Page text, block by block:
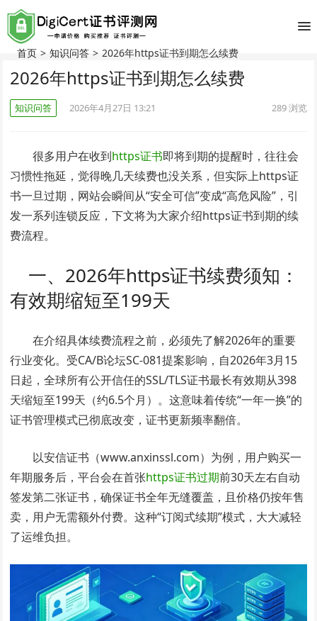
首页 > 知识问答 > 2026年https证书到期怎么续费
2026年https证书到期怎么续费
知识问答 2026年4月27日 13:21 289浏览
很多用户在收到https证书即将到期的提醒时，往往会
习惯性拖延，觉得晚几天续费也没关系，但实际上https证
书一旦过期，网站会瞬间从“安全可信”变成“高危风险”，引
发一系列连锁反应，下文将为大家介绍https证书到期的续
费流程。
一、2026年https证书续费须知：
有效期缩短至199天
在介绍具体续费流程之前，必须先了解2026年的重要
行业变化。受CA/B论坛SC-081提案影响，自2026年3月15
日起，全球所有公开信任的SSL/TLS证书最长有效期从398
天缩短至199天（约6.5个月）。这意味着传统“一年一换”的
证书管理模式已彻底改变，证书更新频率翻倍。
以安信证书（www.anxinssl.com）为例，用户购买一
年期服务后，平台会在首张https证书过期前30天左右自动
签发第二张证书，确保证书全年无缝覆盖，且价格仍按年售
卖，用户无需额外付费。这种“订阅式续期”模式，大大减轻
了运维负担。